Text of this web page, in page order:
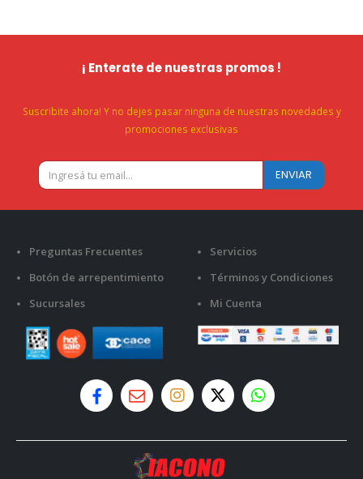
¡ Enterate de nuestras promos !
Suscribite ahora! Y no dejes pasar ninguna de nuestras novedades y
promociones exclusivas
Preguntas Frecuentes
Botón de arrepentimiento
Sucursales
Servicios
Términos y Condiciones
Mi Cuenta